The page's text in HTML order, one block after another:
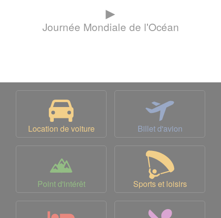
►
Journée Mondiale de l'Océan
Location de voiture Billet d'avion
Point d'intérêt Sports et loisirs